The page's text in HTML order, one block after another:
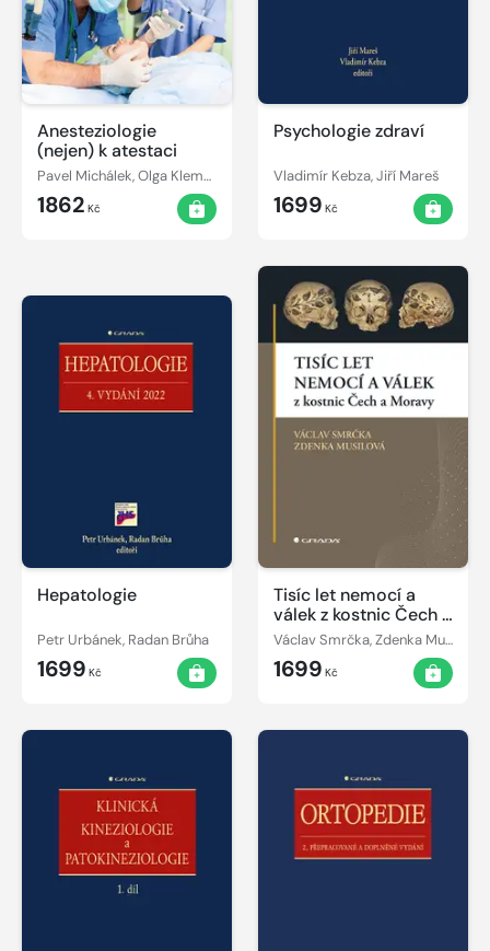
Anesteziologie
(nejen) k atestaci
Pavel Michálek, Olga Klementová, Tomáš Vymazal
1862 Kč
Psychologie zdraví
Vladimír Kebza, Jiří Mareš
1699 Kč
Hepatologie
Petr Urbánek, Radan Brůha
1699 Kč
Tisíc let nemocí a
válek z kostnic Čech a
Moravy
Václav Smrčka, Zdenka Musilová
1699 Kč